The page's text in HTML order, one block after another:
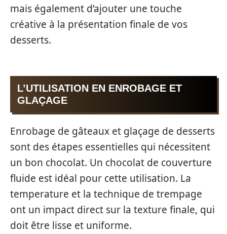
mais également d’ajouter une touche
créative à la présentation finale de vos
desserts.
L’UTILISATION EN ENROBAGE ET
GLAÇAGE
Enrobage de gâteaux et glaçage de desserts
sont des étapes essentielles qui nécessitent
un bon chocolat. Un chocolat de couverture
fluide est idéal pour cette utilisation. La
temperature et la technique de trempage
ont un impact direct sur la texture finale, qui
doit être lisse et uniforme.